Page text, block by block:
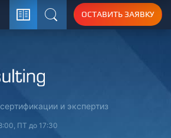
Поиск
ОСТАВИТЬ ЗАЯВКУ
сертификации и экспертиз
ПТ до 17:30